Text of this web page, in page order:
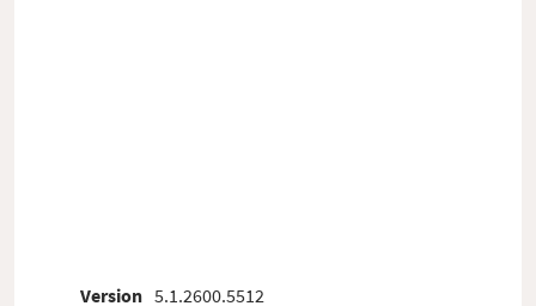
Version 5.1.2600.5512